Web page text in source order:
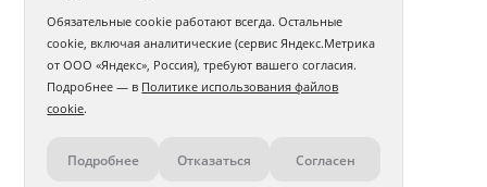
Контакты
Обязательные cookie работают всегда. Остальные
cookie, включая аналитические (сервис Яндекс.Метрика
от ООО «Яндекс», Россия), требуют вашего согласия.
Подробнее — в Политике использования файлов
cookie.
Подробнее Отказаться Согласен